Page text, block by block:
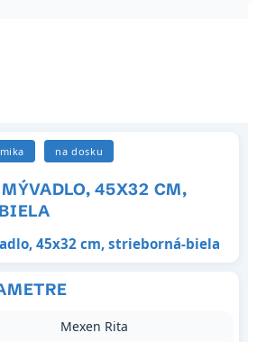
na dosku
45X32 CM,
45x32 cm, strieborná-biela
Mexen Rita